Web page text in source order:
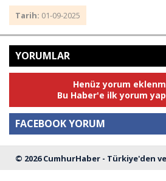
Tarih: 01-09-2025
YORUMLAR
Henüz yorum
Bu Haber'e ilk yorum
FACEBOOK YORUM
Yorum
© 2026 CumhurHaber - Türkiye'den